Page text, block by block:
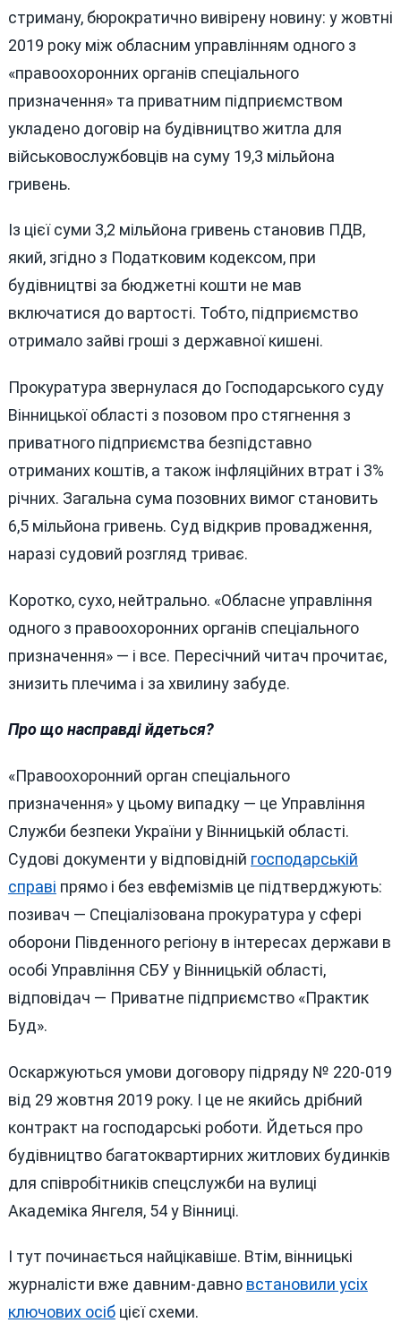
стриману, бюрократично вивірену новину: у жовтні
2019 року між обласним управлінням одного з
«правоохоронних органів спеціального
призначення» та приватним підприємством
укладено договір на будівництво житла для
військовослужбовців на суму 19,3 мільйона
гривень.
Із цієї суми 3,2 мільйона гривень становив ПДВ,
який, згідно з Податковим кодексом, при
будівництві за бюджетні кошти не мав
включатися до вартості. Тобто, підприємство
отримало зайві гроші з державної кишені.
Прокуратура звернулася до Господарського суду
Вінницької області з позовом про стягнення з
приватного підприємства безпідставно
отриманих коштів, а також інфляційних втрат і 3%
річних. Загальна сума позовних вимог становить
6,5 мільйона гривень. Суд відкрив провадження,
наразі судовий розгляд триває.
Коротко, сухо, нейтрально. «Обласне управління
одного з правоохоронних органів спеціального
призначення» — і все. Пересічний читач прочитає,
знизить плечима і за хвилину забуде.
Про що насправді йдеться?
«Правоохоронний орган спеціального
призначення» у цьому випадку — це Управління
Служби безпеки України у Вінницькій області.
Судові документи у відповідній господарській
справі прямо і без евфемізмів це підтверджують:
позивач — Спеціалізована прокуратура у сфері
оборони Південного регіону в інтересах держави в
особі Управління СБУ у Вінницькій області,
відповідач — Приватне підприємство «Практик
Буд».
Оскаржуються умови договору підряду № 220-019
від 29 жовтня 2019 року. І це не якийсь дрібний
контракт на господарські роботи. Йдеться про
будівництво багатоквартирних житлових будинків
для співробітників спецслужби на вулиці
Академіка Янгеля, 54 у Вінниці.
І тут починається найцікавіше. Втім, вінницькі
журналісти вже давним-давно встановили усіх
ключових осібцієї схеми.